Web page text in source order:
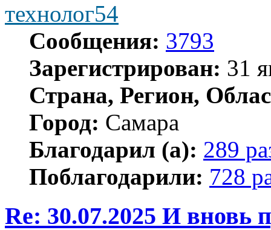
технолог54
Сообщения: 3793
Зарегистрирован: 31
Страна, Регион,
Город: Самара
Благодарил (а): 289
Поблагодарили: 728
Re: 30.07.2025 И вновь